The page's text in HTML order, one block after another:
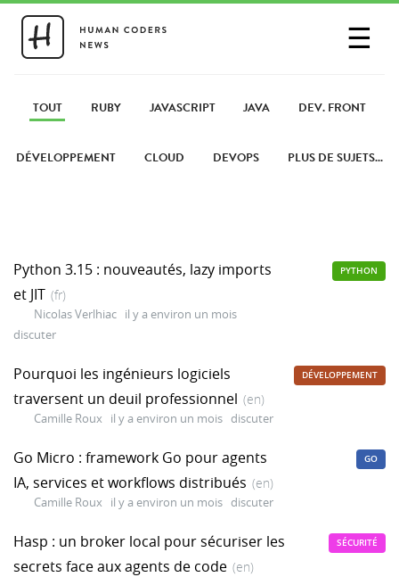
☰
PARTAGER UN LIEN
TOUT RUBY JAVASCRIPT JAVA DEV. FRONT
DÉVELOPPEMENT CLOUD DEVOPS PLUS DE SUJETS...
Python 3.15 : nouveautés, lazy imports
et JIT (fr)
Nicolas Verlhiac il y a environ un mois
discuter
PYTHON
Pourquoi les ingénieurs logiciels
traversent un deuil professionnel (en)
Camille Roux il y a environ un mois discuter
DÉVELOPPEMENT
Go Micro : framework Go pour agents
IA, services et workflows distribués (en)
Camille Roux il y a environ un mois discuter
GO
Hasp : un broker local pour sécuriser les
secrets face aux agents de code (en)
SÉCURITÉ